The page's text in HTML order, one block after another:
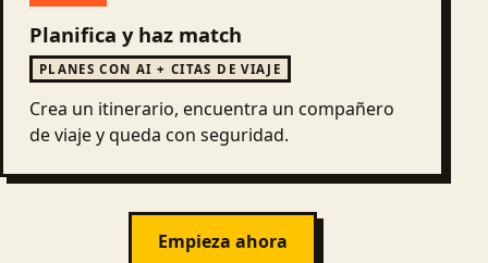
Planifica y haz match
PLANES CON AI + CITAS DE VIAJE
Crea un itinerario, encuentra un compañero
de viaje y queda con seguridad.
Empieza ahora